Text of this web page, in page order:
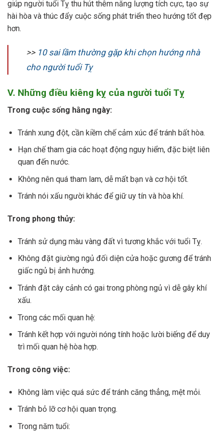
giúp người tuổi Tỵ thu hút thêm năng lượng tích cực, tạo sự
hài hòa và thúc đẩy cuộc sống phát triển theo hướng tốt đẹp
hơn.
>> 10 sai lầm thường gặp khi chọn hướng nhà
cho người tuổi Tỵ
V. Những điều kiêng kỵ của người tuổi Tỵ
Trong cuộc sống hằng ngày:
Tránh xung đột, cần kiềm chế cảm xúc để tránh bất hòa.
Hạn chế tham gia các hoạt động nguy hiểm, đặc biệt liên
quan đến nước.
Không nên quá tham lam, dễ mất bạn và cơ hội tốt.
Tránh nói xấu người khác để giữ uy tín và hòa khí.
Trong phong thủy:
Tránh sử dụng màu vàng đất vì tương khắc với tuổi Tỵ.
Không đặt giường ngủ đối diện cửa hoặc gương để tránh
giấc ngủ bị ảnh hưởng.
Tránh đặt cây cảnh có gai trong phòng ngủ vì dễ gây khí
xấu.
Trong các mối quan hệ:
Tránh kết hợp với người nóng tính hoặc lười biếng để duy
trì mối quan hệ hòa hợp.
Trong công việc:
Không làm việc quá sức để tránh căng thẳng, mệt mỏi.
Tránh bỏ lỡ cơ hội quan trọng.
Trong năm tuổi: